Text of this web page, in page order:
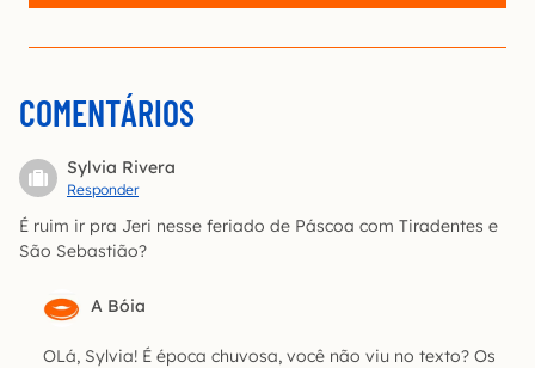
COMENTÁRIOS
Sylvia Rivera
Responder
É ruim ir pra Jeri nesse feriado de Páscoa com Tiradentes e
São Sebastião?
A Bóia
OLá, Sylvia! É época chuvosa, você não viu no texto? Os